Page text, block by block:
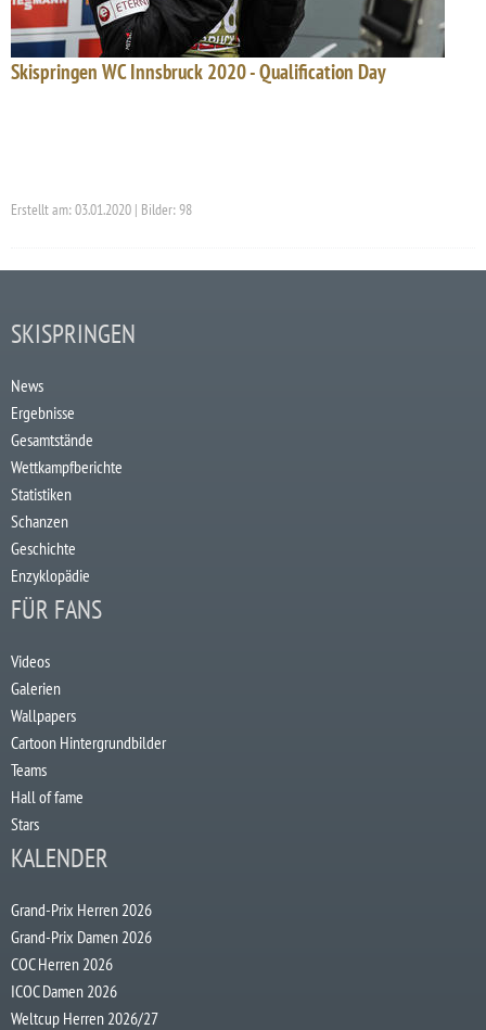
Skispringen WC Innsbruck 2020 - Qualification Day
Erstellt am: 03.01.2020 | Bilder: 98
SKISPRINGEN
News
Ergebnisse
Gesamtstände
Wettkampfberichte
Statistiken
Schanzen
Geschichte
Enzyklopädie
FÜR FANS
Videos
Galerien
Wallpapers
Cartoon Hintergrundbilder
Teams
Hall of fame
Stars
KALENDER
Grand-Prix Herren 2026
Grand-Prix Damen 2026
COC Herren 2026
ICOC Damen 2026
Weltcup Herren 2026/27